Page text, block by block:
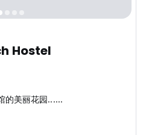
Hostel
的美丽花园......